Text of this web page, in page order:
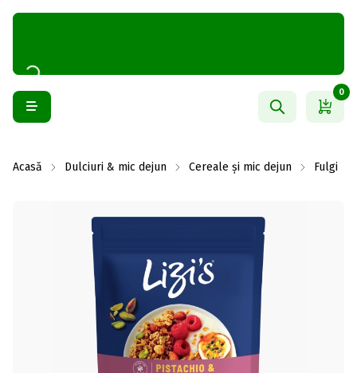
0
Acasă Dulciuri & mic dejun Cereale și mic dejun Fulgi